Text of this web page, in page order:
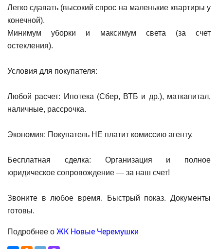
Легко сдавать (высокий спрос на маленькие квартиры у
конечной).
Минимум уборки и максимум света (за счет
остекления).
Условия для покупателя:
Любой расчет: Ипотека (Сбер, ВТБ и др.), маткапитал,
наличные, рассрочка.
Экономия: Покупатель НЕ платит комиссию агенту.
Бесплатная сделка: Организация и полное
юридическое сопровождение — за наш счет!
Звоните в любое время. Быстрый показ. Документы
готовы.
Подробнее о ЖК Новые Черемушки